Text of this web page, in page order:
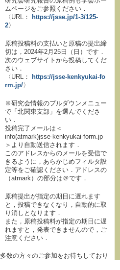
ムページをご参照ください．
〈URL：
https://jsse.jp/1-3/125-
2〉
原稿投稿料の支払いと原稿の提出締
切は，2024年2月25日（日）です．
次のウェブサイトから投稿してくだ
さい．
〈URL：
https://jsse-kenkyukai-fo
rm.jp/〉
※研究会情報のプルダウンメニュー
で「北関東支部」を選んでくださ
い．
投稿完了メールは＜
info(atmark)jsse-kenkyukai-form.jp
＞より自動送信されます．
このアドレスからのメールを受信で
きるように，あらかじめフィルタ設
定等をご確認ください．アドレスの
（atmark）の部分は＠です．
原稿提出が指定の期日に遅れます
と，投稿できなくなり，自動的に取
り消しとなります．
また，原稿投稿料が指定の期日に遅
れますと，発表できませんので，ご
注意ください．
多数の方々のご参加をお待ちしており